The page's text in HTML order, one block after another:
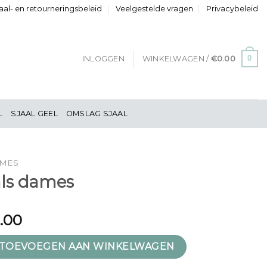
en retourneringsbeleid Veelgestelde vragen Privacybeleid
INLOGGEN WINKELWAGEN / €0.00 0
SJAAL GEEL OMSLAG SJAAL
dames
aantal
TOEVOEGEN AAN WINKELWAGEN